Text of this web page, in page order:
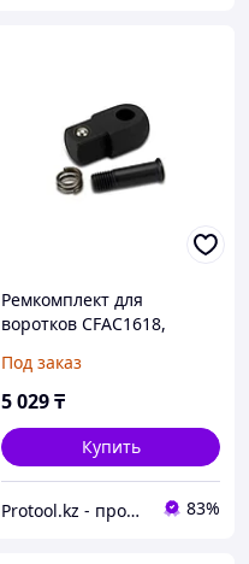
Ремкомплект для
воротков CFAC1618,
CFKA1624 TOPTUL
(TOPTUL) (CLAE1616)
Под заказ
5 029₸
Купить
Protool.kz - продажа электроинструмента, ручные строительные и садовые инструменты 83%